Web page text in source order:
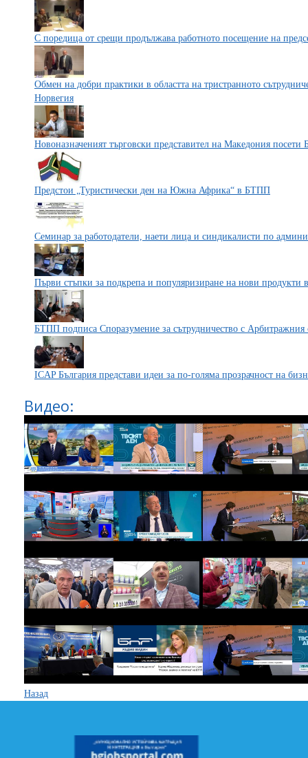
С поредица от срещи продължава работното посещение на
Обмен на добри практики в областта на тристранното
Норвегия
Новоназначеният търговски представител на Македония
Предстои „Туристически ден на Южна Африка“ в БТПП
Семинар за работодатели, наети лица и синдикалисти по
Първи стъпки за подкрепа и популяризиране на нови продукти
БТПП подписа Споразумение за сътрудничество с Арбитражния
ICAP България представи идеи за по-голяма прозрачност на
Видео:
Назад